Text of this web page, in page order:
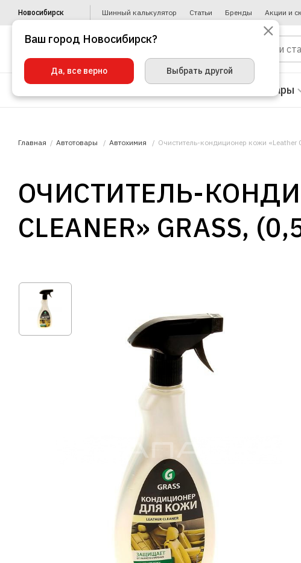
Новосибирск Шинный калькулятор Статьи Бренды Акции и
Автотовары
Главная Автотовары Автохимия Очиститель-кондиционер кожи «Leather
ОЧИСТИТЕЛЬ-
CLEANER» GRASS,
Ваш город Новосибирск?
Да, все верно Выбрать другой